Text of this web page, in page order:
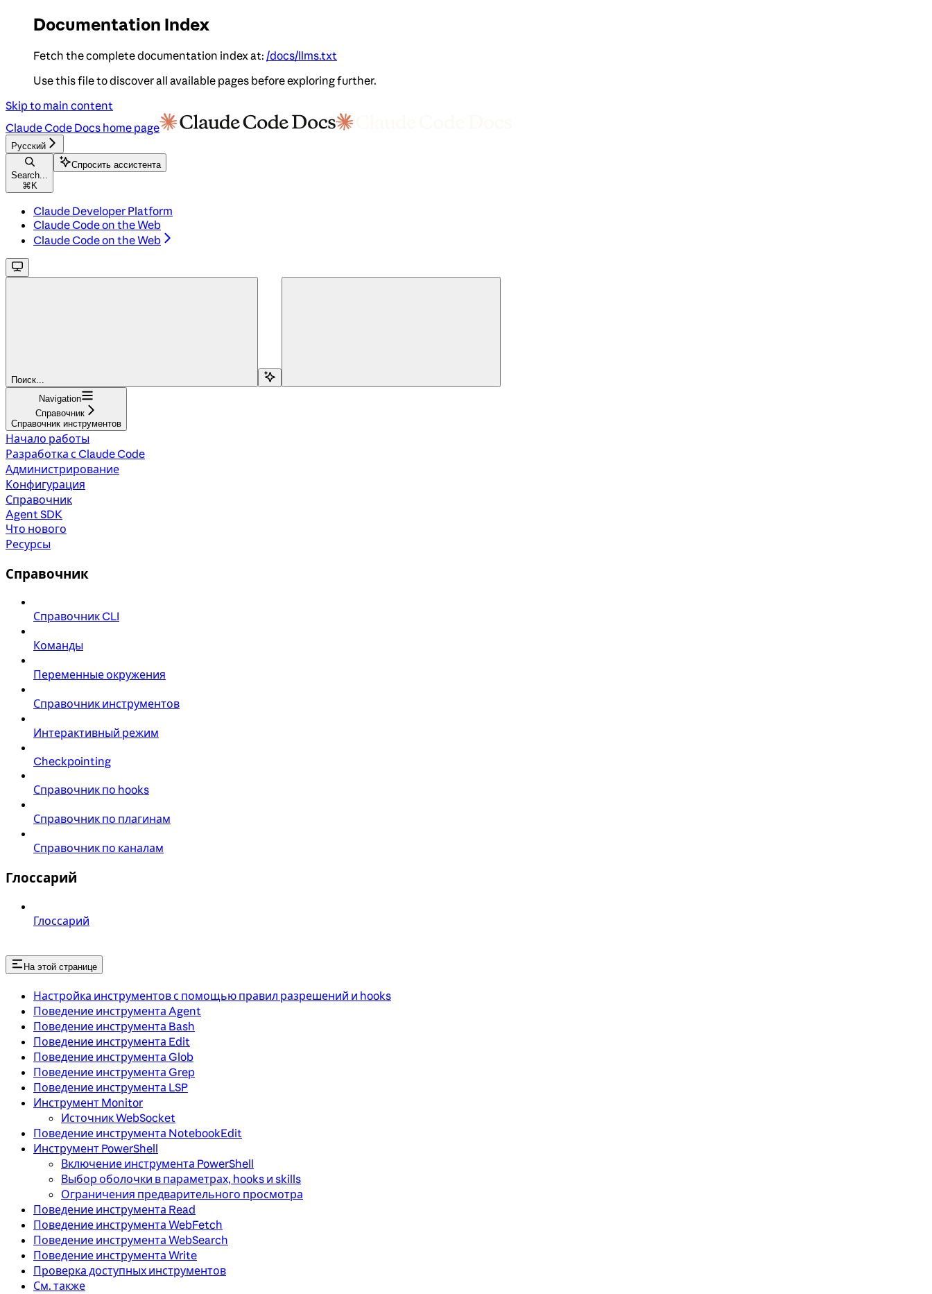
Documentation Index
Fetch the complete documentation index at: /docs/llms.txt
Use this file to discover all available pages before exploring further.
Skip to main content
Claude Code Docs home page
Русский
Search...
⌘ K
Спросить ассистента
Claude Developer Platform
Claude Code on the Web
Claude Code on the Web
Поиск...
Navigation
Справочник
Справочник инструментов
Начало работы
Разработка с Claude Code
Администрирование
Конфигурация
Справочник
Agent SDK
Что нового
Ресурсы
Справочник
Справочник CLI
Команды
Переменные окружения
Справочник инструментов
Интерактивный режим
Checkpointing
Справочник по hooks
Справочник по плагинам
Справочник по каналам
Глоссарий
Глоссарий
На этой странице
Настройка инструментов с помощью правил разрешений и hooks
Поведение инструмента Agent
Поведение инструмента Bash
Поведение инструмента Edit
Поведение инструмента Glob
Поведение инструмента Grep
Поведение инструмента LSP
Инструмент Monitor
Источник WebSocket
Поведение инструмента NotebookEdit
Инструмент PowerShell
Включение инструмента PowerShell
Выбор оболочки в параметрах, hooks и skills
Ограничения предварительного просмотра
Поведение инструмента Read
Поведение инструмента WebFetch
Поведение инструмента WebSearch
Поведение инструмента Write
Проверка доступных инструментов
См. также